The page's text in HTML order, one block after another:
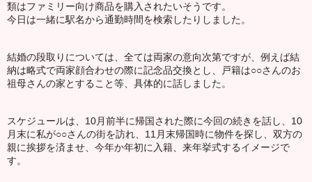
類はファミリー向け商品を購入されたいそうです。
今日は一緒に駅名から通勤時間を検索したりしました。
結婚の段取りについては、全ては両家の意向次第ですが、例えば結
納は略式で両家顔合わせの際に記念品交換とし、戸籍は○○さんのお
祖母さんの家とすること等、具体的に話しました。
スケジュールは、10月前半に帰国された際に今回の続きを話し、10
月末に私が○○さんの街を訪れ、11月末帰国時に物件を探し、双方の
親に挨拶を済ませ、今年か年初に入籍、来年挙式するイメージで
す。